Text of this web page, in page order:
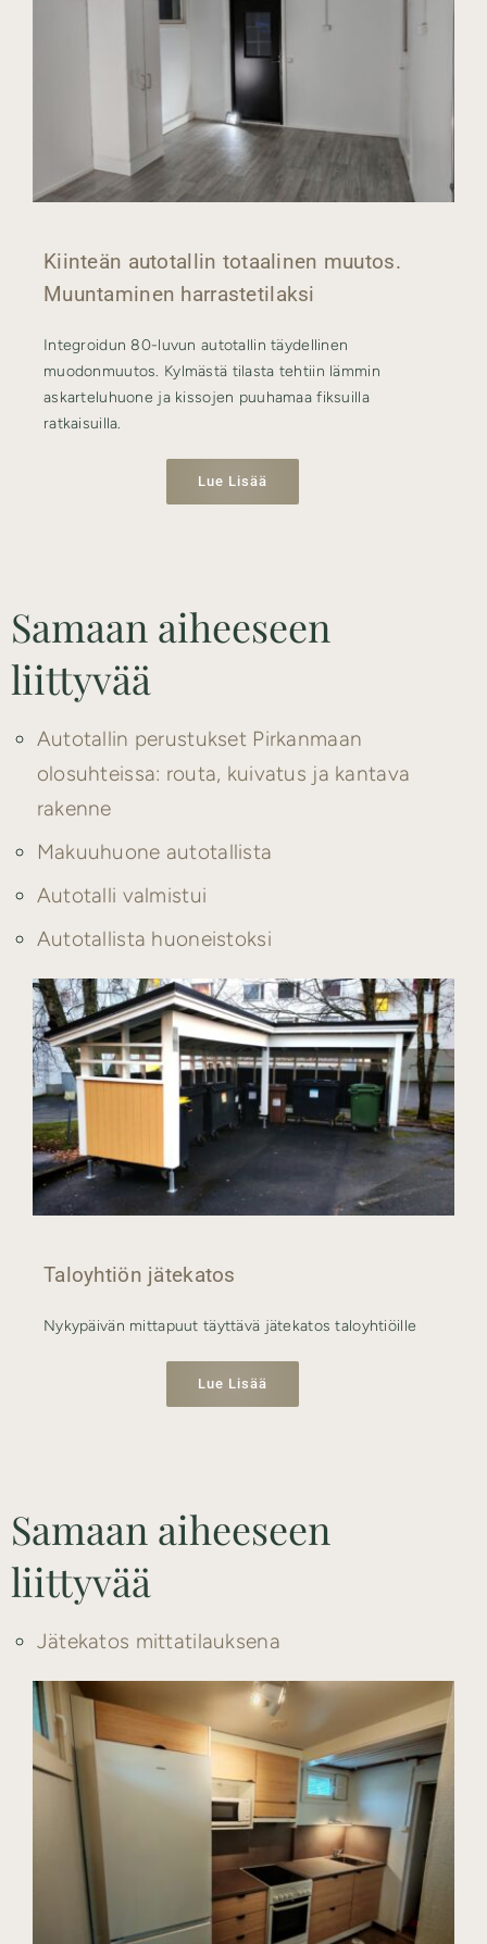
Kiinteän autotallin totaalinen muutos.
Muuntaminen harrastetilaksi
Integroidun 80-luvun autotallin täydellinen
muodonmuutos. Kylmästä tilasta tehtiin lämmin
askarteluhuone ja kissojen puuhamaa fiksuilla
ratkaisuilla.
Lue Lisää
Samaan aiheeseen
liittyvää
Autotallin perustukset Pirkanmaan
olosuhteissa: routa, kuivatus ja kantava
rakenne
Makuuhuone autotallista
Autotalli valmistui
Autotallista huoneistoksi
Taloyhtiön jätekatos
Nykypäivän mittapuut täyttävä jätekatos taloyhtiöille
Lue Lisää
Samaan aiheeseen
liittyvää
Jätekatos mittatilauksena